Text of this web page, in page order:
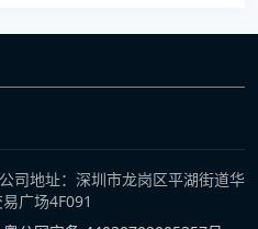
地址：深圳市龙岗区平湖街道华
广场4F091